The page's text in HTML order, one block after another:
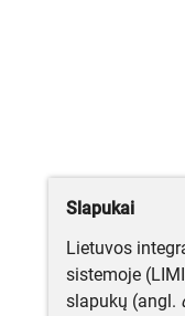
Slapukai
Lietuvos
sistemoje
slapukų (angl.